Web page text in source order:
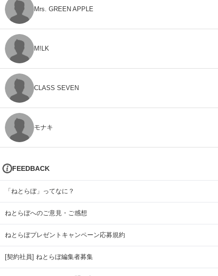
Mrs. GREEN APPLE
M!LK
CLASS SEVEN
モナキ
FEEDBACK
「ねとらぼ」ってなに？
ねとらぼへのご意見・ご感想
ねとらぼプレゼントキャンペーン応募規約
[契約社員] ねとらぼ編集者募集